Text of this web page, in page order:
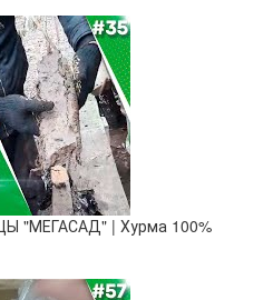
"МЕГАСАД" | Хурма 100%